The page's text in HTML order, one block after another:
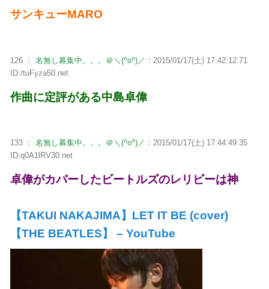
サンキューMARO
126 ： 名無し募集中。。。＠＼(^o^)／ ：2015/01/17(土) 17:42:12.71
ID:/tuFyza50.net
作曲に定評がある中島卓偉
133 ： 名無し募集中。。。＠＼(^o^)／ ：2015/01/17(土) 17:44:49.35
ID:q0A1lRV30.net
卓偉がカバーしたビートルズのレリビーは神
【TAKUI NAKAJIMA】LET IT BE (cover)
【THE BEATLES】 – YouTube